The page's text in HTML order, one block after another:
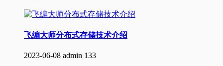
飞编大师分布式存储技术介绍
2023-06-08 admin 133